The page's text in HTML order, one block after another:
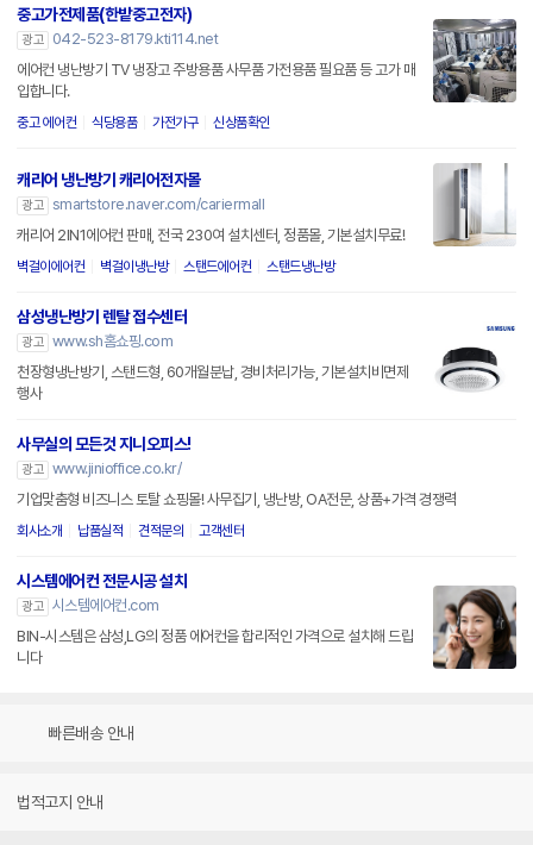
중고가전제품(한밭중고전자)
광고
042-523-8179.kti114.net
에어컨 냉난방기 TV 냉장고 주방용품 사무품 가전용품 필요품 등 고가 매
입합니다.
중고 에어컨 식당용품 가전가구 신상품확인
캐리어 냉난방기 캐리어전자몰
광고 smartstore.naver.com/cariermall
캐리어 2IN1에어컨 판매, 전국 230여 설치센터, 정품몰, 기본설치무료!
벽걸이에어컨 벽걸이냉난방 스탠드에어컨 스탠드냉난방
삼성냉난방기 렌탈 접수센터
광고 www.sh홈쇼핑.com
천장형냉난방기, 스탠드형, 60개월분납, 경비처리가능, 기본설치비면제
행사
사무실의 모든것 지니오피스!
광고 www.jinioffice.co.kr/
기업맞춤형 비즈니스 토탈 쇼핑몰! 사무집기, 냉난방, OA전문, 상품+가격 경쟁력
회사소개 납품실적 견적문의 고객센터
시스템에어컨 전문시공 설치
광고 시스템에어컨.com
BIN-시스템은 삼성,LG의 정품 에어컨을 합리적인 가격으로 설치해 드립
니다
빠른배송 안내
법적고지 안내